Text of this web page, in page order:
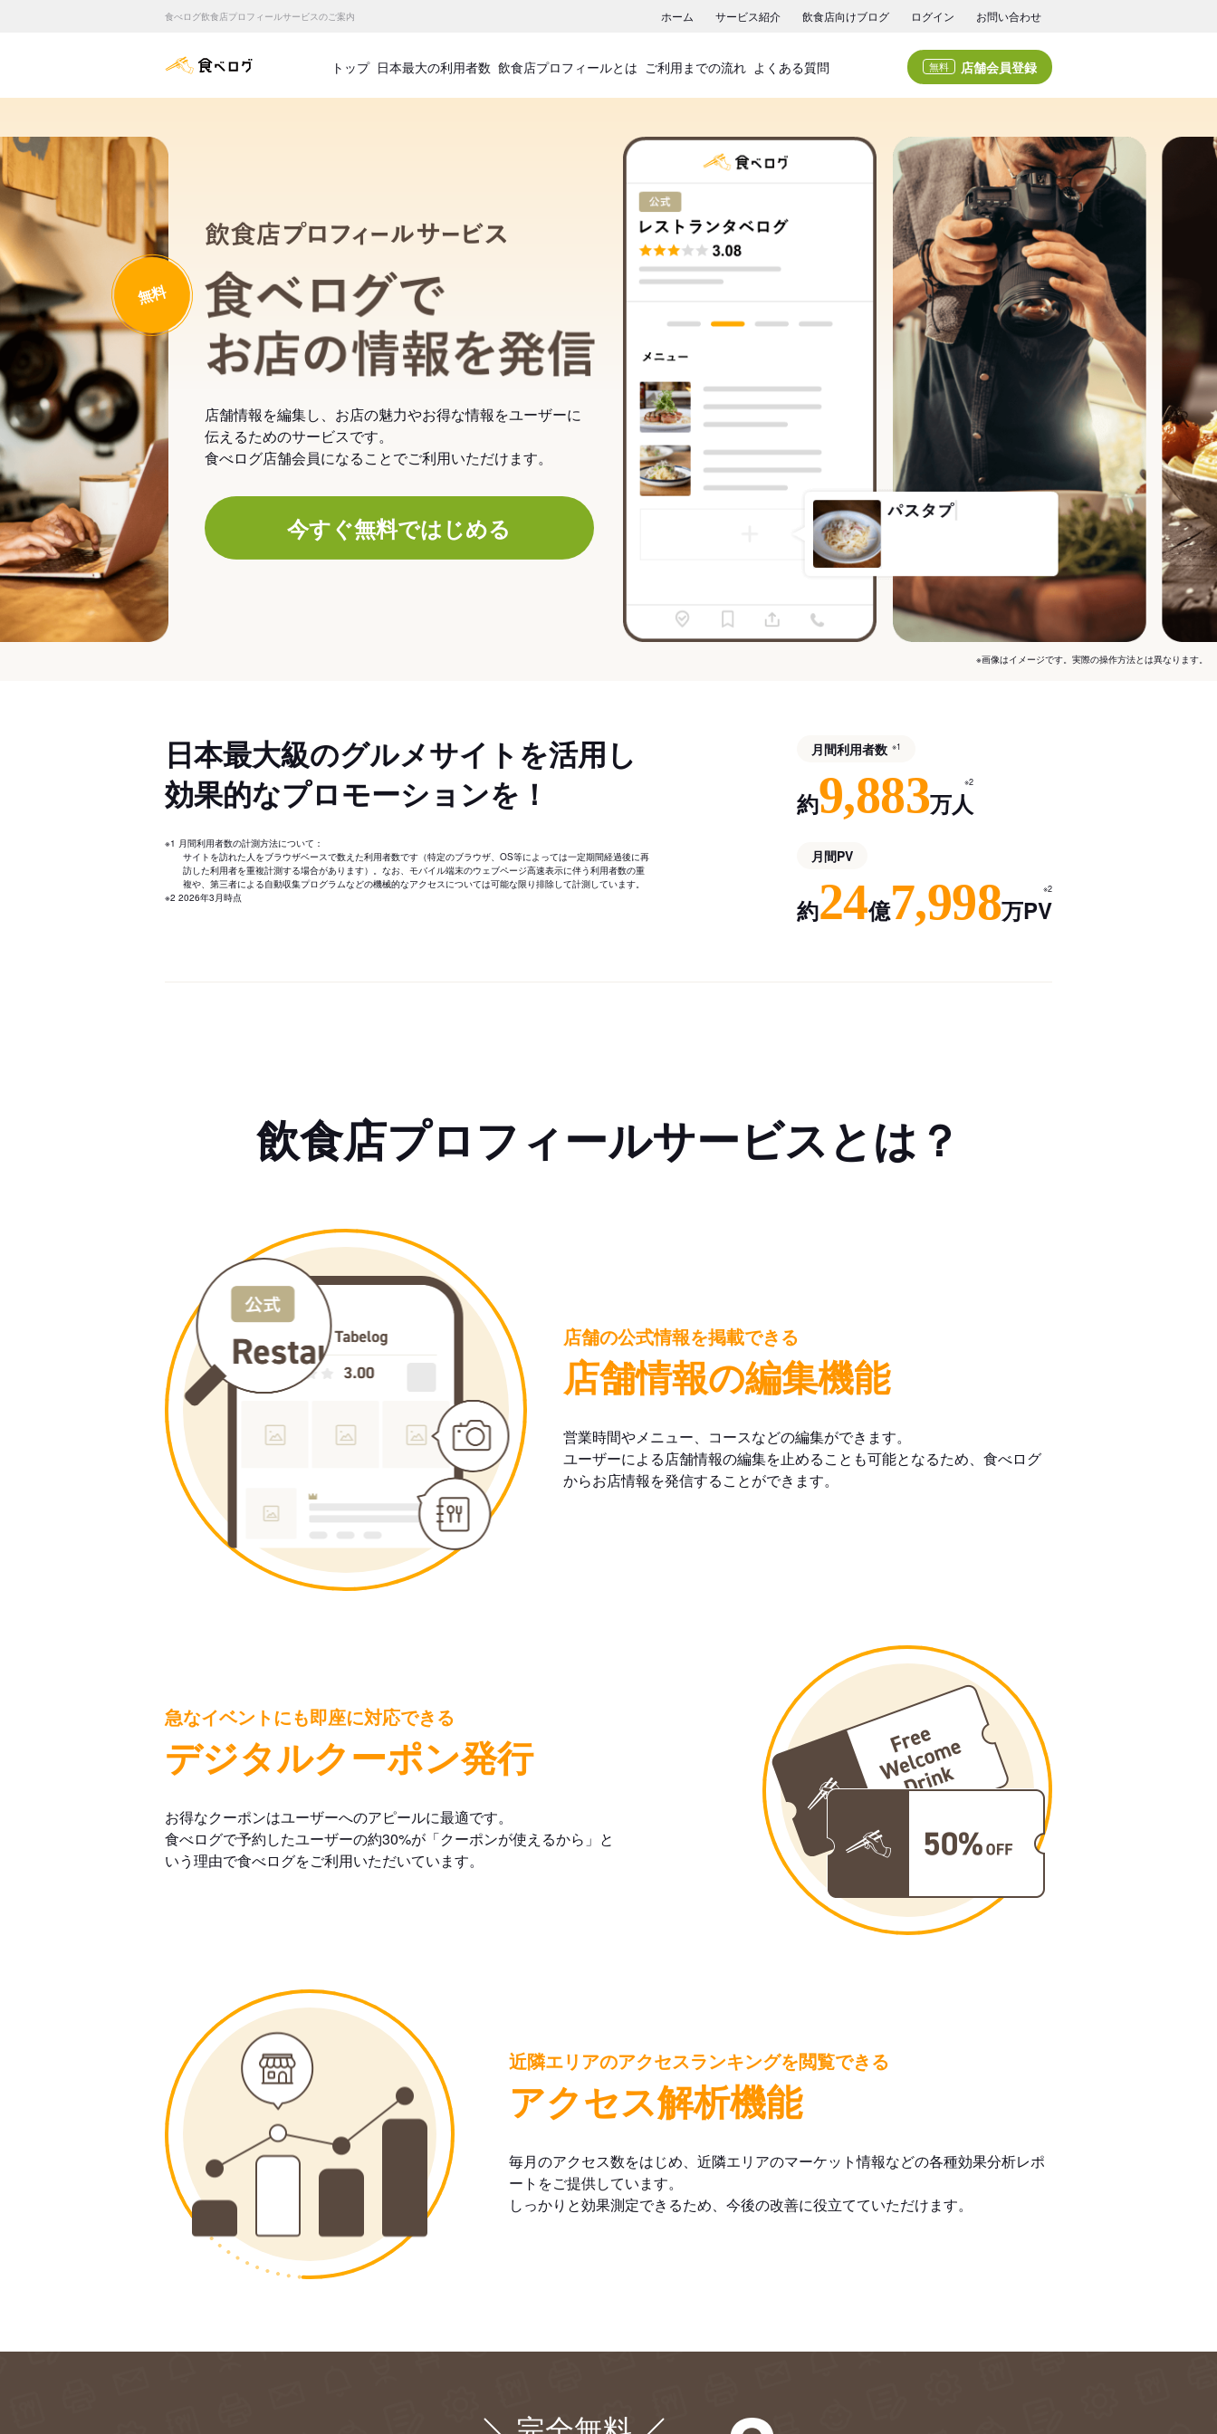
食べログ飲食店プロフィールサービスのご案内 ホーム サービス紹介 飲食店向けブログ ログイン お問い合わせ
食べログ店舗管理画面
トップ 日本最大の利用者数 飲食店プロフィールとは ご利用までの流れ よくある質問 無料 店舗会員登録
飲食店プロフィールサービス
食べログでお店の情報を発信
無料
店舗情報を編集し、お店の魅力やお得な情報をユーザーに
伝えるためのサービスです。
食べログ店舗会員になることでご利用いただけます。
今すぐ無料ではじめる
※画像はイメージです。実際の操作方法とは異なります。
日本最大級のグルメサイトを活用し
効果的なプロモーションを！
※1 月間利用者数の計測方法について：
サイトを訪れた人をブラウザベースで数えた利用者数です（特定のブラウザ、OS等によっては一定期間経過後に再
訪した利用者を重複計測する場合があります）。なお、モバイル端末のウェブページ高速表示に伴う利用者数の重
複や、第三者による自動収集プログラムなどの機械的なアクセスについては可能な限り排除して計測しています。
※2 2026年3月時点
月間利用者数 ※1
約9,883万人
※2
月間PV
約24億7,998万PV
※2
飲食店プロフィールサービスとは？
店舗の公式情報を掲載できる
店舗情報の編集機能
営業時間やメニュー、コースなどの編集ができます。
ユーザーによる店舗情報の編集を止めることも可能となるため、食べログ
からお店情報を発信することができます。
急なイベントにも即座に対応できる
デジタルクーポン発行
お得なクーポンはユーザーへのアピールに最適です。
食べログで予約したユーザーの約30%が「クーポンが使えるから」と
いう理由で食べログをご利用いただいています。
近隣エリアのアクセスランキングを閲覧できる
アクセス解析機能
毎月のアクセス数をはじめ、近隣エリアのマーケット情報などの各種効果分析レポ
ートをご提供しています。
しっかりと効果測定できるため、今後の改善に役立てていただけます。